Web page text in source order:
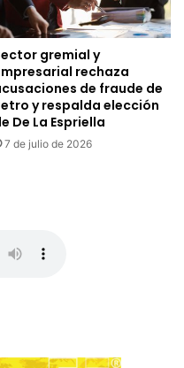
gremial y
rechaza
de fraude de
y respalda elección
De La Espriella
7 de julio de 2026